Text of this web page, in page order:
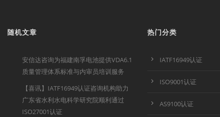
随机文章
安信达咨询为福建南孚电池提供VDA6.1
质量管理体系标准与内审员培训服务
【喜讯】IATF16949认证咨询机构助力
广东省水利水电科学研究院顺利通过
ISO27001认证
热门分类
IATF16949认证
ISO9001认证
AS9100认证